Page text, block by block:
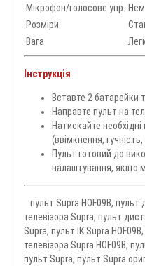
Мікрофон/голосове упр.
Розміри
Вага
Інструкція
Вставте 2 батарейки
Направте пульт на
Натискайте
(ввімкнення,
Пульт готовий до
налаштування, якщо
пульт Supra HOF09B, пульт
телевізора Supra, пульт
Supra, пульт ІК Supra
телевізора Supra HOF09B,
пульт Supra, пульт Supra